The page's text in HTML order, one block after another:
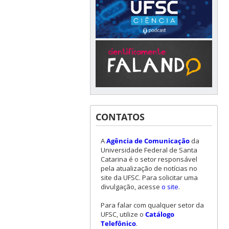
CONTATOS
AAgência de Comunicaçãoda
Universidade Federal de Santa
Catarina é o setor responsável
pela atualização de notícias no
site da UFSC. Para solicitar uma
divulgação, acesse o site.
Para falar com qualquer setor da
UFSC, utilize o Catálogo
Telefônico.